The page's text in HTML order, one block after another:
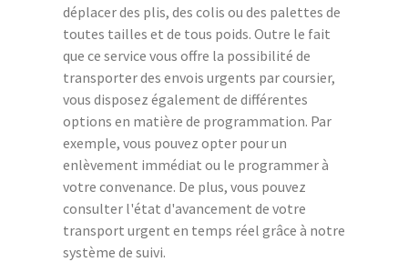
déplacer des plis, des colis ou des palettes de
toutes tailles et de tous poids. Outre le fait
que ce service vous offre la possibilité de
transporter des envois urgents par coursier,
vous disposez également de différentes
options en matière de programmation. Par
exemple, vous pouvez opter pour un
enlèvement immédiat ou le programmer à
votre convenance. De plus, vous pouvez
consulter l'état d'avancement de votre
transport urgent en temps réel grâce à notre
système de suivi.